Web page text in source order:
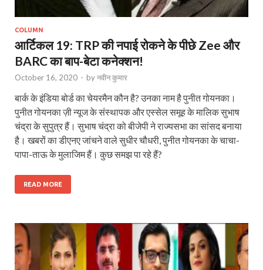
COLUMN
आर्टिकल 19: TRP की नपाई रोकने के पीछे Zee और
BARC का बाप-बेटा कनेक्शन!
October 16, 2020 - byनवीन कुमार
बार्क के इंडिया बोर्ड का चेयरमैन कौन है? उनका नाम है पुनीत गोयनका।
पुनीत गोयनका ज़ी न्यूज के संस्थापक और एस्सेल समूह के मालिक सुभाष
चंद्रा के सुपुत्र हैं। सुभाष चंद्रा को बीजेपी ने राज्यसभा का सांसद बनाया
है। खबरों का डीएनए जांचने वाले सुधीर चौधरी, पुनीत गोयनका के चाचा-
पापा-ताऊ के मुलाजिम हैं। कुछ समझ पा रहे हैं?
READ MORE